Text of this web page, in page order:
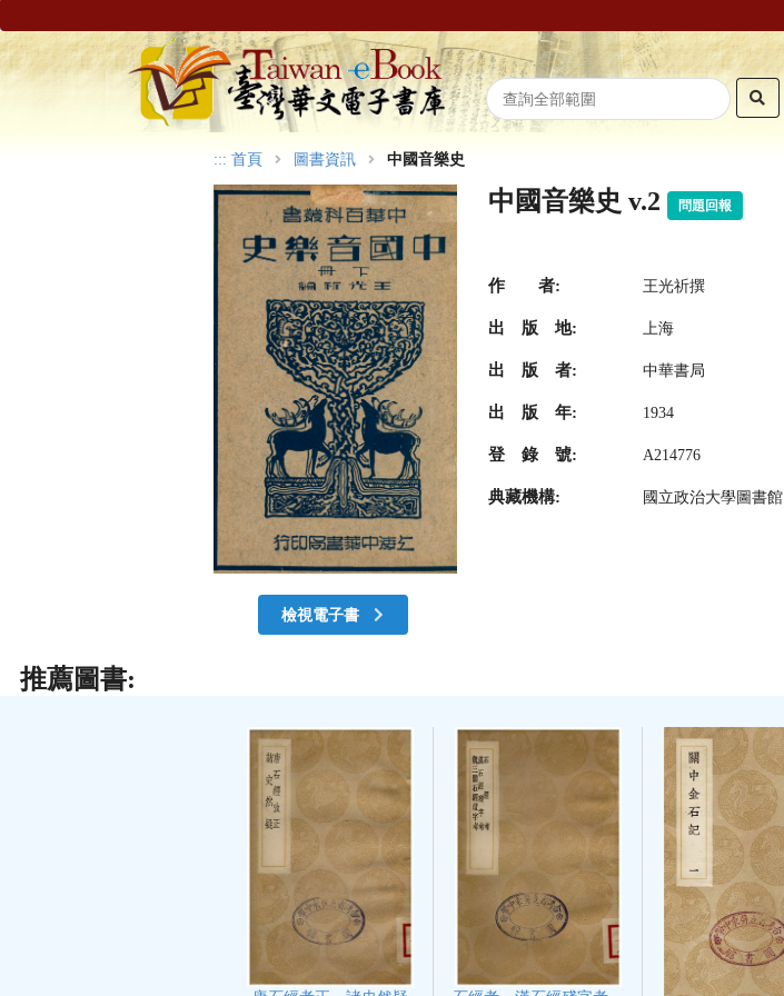
::: 首頁 圖書資訊 中國音樂史
檢視電子書
中國音樂史 v.2 問題回報
作 者: 王光祈撰
出 版 地: 上海
出 版 者: 中華書局
出 版 年: 1934
登 錄 號: A214776
典藏機構: 國立政治大學圖書館
推薦圖書: